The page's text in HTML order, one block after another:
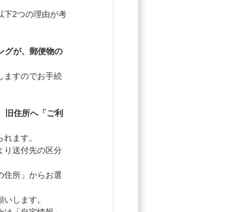
下2つの理由が考
グが、郵便物の
ますのでお手続
旧住所へ「ご利
ます。
り送付先の区分
住所」からお選
します。